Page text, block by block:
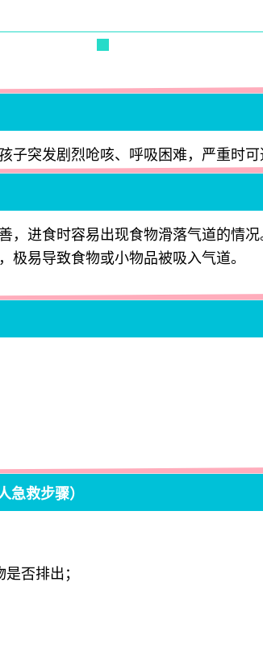
突发剧烈呛咳、呼吸困难，严重时可
进食时容易出现食物滑落气道的情况
易导致食物或小物品被吸入气道。
急救步骤）
否排出；